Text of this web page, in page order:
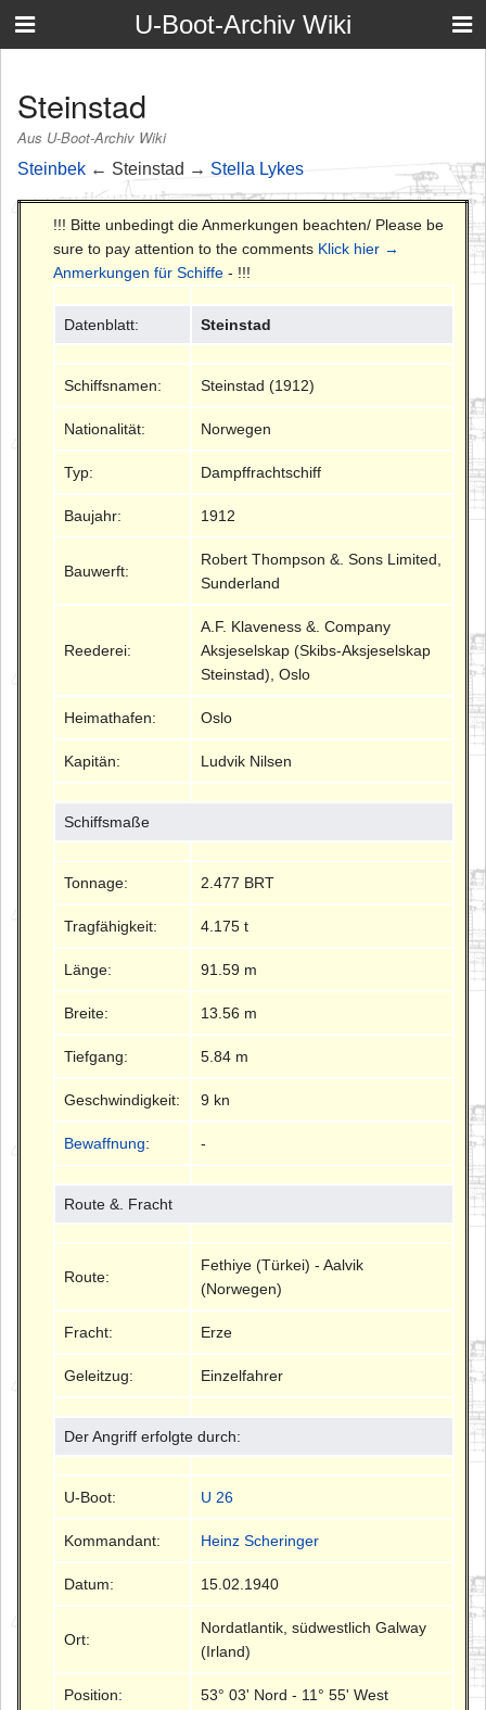
U-Boot-Archiv Wiki
Steinstad
Aus U-Boot-Archiv Wiki
Steinbek ← Steinstad → Stella Lykes
!!! Bitte unbedingt die Anmerkungen beachten/ Please be
sure to pay attention to the comments Klick hier →
Anmerkungen für Schiffe - !!!
Datenblatt: Steinstad
Schiffsnamen: Steinstad (1912)
Nationalität: Norwegen
Typ: Dampffrachtschiff
Baujahr: 1912
Bauwerft:
Robert Thompson &. Sons Limited,
Sunderland
Reederei:
A.F. Klaveness &. Company
Aksjeselskap (Skibs-Aksjeselskap
Steinstad), Oslo
Heimathafen: Oslo
Kapitän: Ludvik Nilsen
Schiffsmaße
Tonnage: 2.477 BRT
Tragfähigkeit: 4.175 t
Länge: 91.59 m
Breite: 13.56 m
Tiefgang: 5.84 m
Geschwindigkeit: 9 kn
Bewaffnung: -
Route &. Fracht
Route:
Fethiye (Türkei) - Aalvik
(Norwegen)
Fracht: Erze
Geleitzug: Einzelfahrer
Der Angriff erfolgte durch:
U-Boot: U 26
Kommandant: Heinz Scheringer
Datum: 15.02.1940
Ort:
Nordatlantik, südwestlich Galway
(Irland)
Position: 53° 03' Nord - 11° 55' West